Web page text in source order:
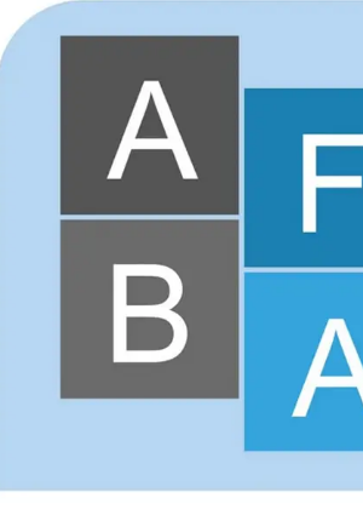
Allergy Friendly Buildings Alliance
Bauen eingeführt. Sie kann
werden, wenn zusätzlich die
Gebäude, die Nachhaltigkeit mit
verbinden. Dieses Thema
fundierte Kriterien in die Praxis zu
Auszeichnung an.
Dazu zählen
Allergiker", sagt Johannes Kreißig,
der AFBA möchten wir auf dieses